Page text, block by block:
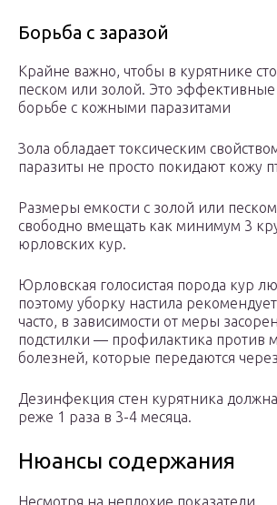
Борьба с заразой
Крайне важно, чтобы в курятнике
песком или золой. Это эффективные
борьбе с кожными паразитами
Зола обладает токсическим
паразиты не просто покидают кожу
Размеры емкости с золой или
свободно вмещать как минимум 3
юрловских кур.
Юрловская голосистая порода кур
поэтому уборку настила
часто, в зависимости от меры
подстилки — профилактика против
болезней, которые передаются
Дезинфекция стен курятника
реже 1 раза в 3-4 месяца.
Нюансы содержания
Несмотря на неплохие показатели